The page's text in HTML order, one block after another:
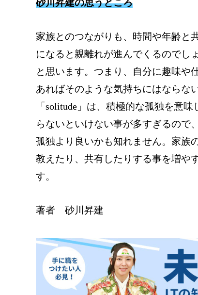
砂川昇建の思うところ
家族とのつながりも、時間や年齢と
になると親離れが進んでくるのでし
と思います。つまり、自分に趣味や
あればそのような気持ちにはならな
「solitude」は、積極的な孤独を意
らないといけない事が多すぎるので
孤独より良いかも知れません。家族
教えたり、共有したりする事を増や
す。
著者 砂川昇建